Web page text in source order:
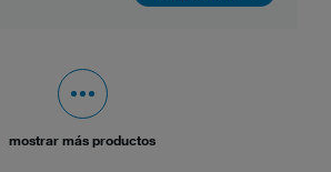
mostrar más productos